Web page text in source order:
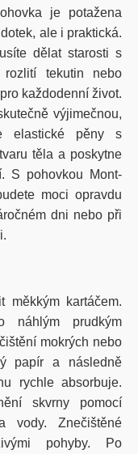
je potažena
ale i praktická.
dělat starosti s
rozlití tekutin nebo
každodenní život.
výjimečnou,
elastické pěny s
těla a poskytne
S pohovkou Mont-
moci opravdu
dni nebo při
měkkým kartáčem.
náhlým prudkým
mokrých nebo
papír a následně
rychle absorbuje.
skvrny pomocí
vody. Znečištěné
pohyby. Po